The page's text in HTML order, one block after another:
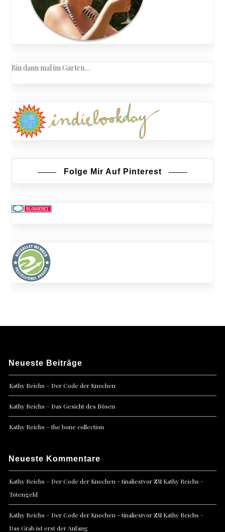
Bin dann mal im Garten…
Folge Mir Auf Pinterest
Neueste Beiträge
Kathy Reichs – Der Code der Knochen
Kathy Reichs – Das Gesicht des Bösen
Kathy Reichs – the bone collection
Neueste Kommentare
Kathy Reichs – Der Code der Knochen - tinaliestvorzu Kathy Reichs –
Totengeld
Kathy Reichs – Der Code der Knochen - tinaliestvorzu Kathy Reichs –
Das Grab ist erst der Anfang